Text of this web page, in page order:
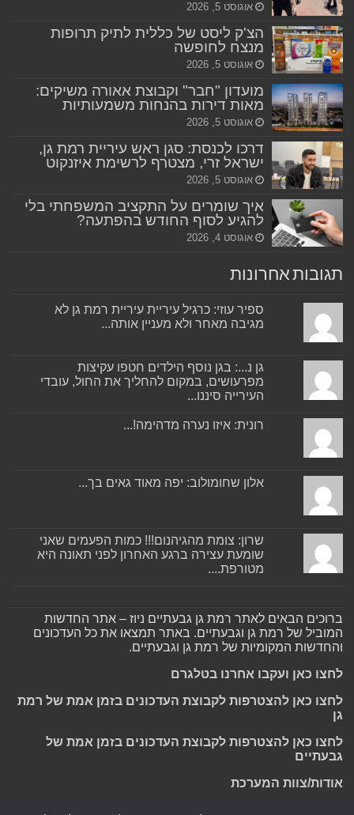
אוגוסט 5, 2026
הצ'ק ליסט של כללית לתיק תרופות
מנצח לחופשה
אוגוסט 5, 2026
מועדון "חבר" וקבוצת אאורה משיקים:
מאות דירות בהנחות משמעותיות
אוגוסט 5, 2026
דרכו לכנסת: סגן ראש עיריית רמת גן,
ישראל זרי, מצטרף לרשימת איזנקוט
אוגוסט 5, 2026
איך שומרים על התקציב המשפחתי בלי
להגיע לסוף החודש בהפתעה?
אוגוסט 4, 2026
תגובות אחרונות
ספיר עוזי: כרגיל עיריית עיריית רמת גן לא
מגיבה מאחר ולא מעניין אותה...
גן נ...: בגן נוסף הילדים חטפו עקיצות
מפרעושים, במקום להחליך את החול, עובדי
העירייה סיננו...
רונית: איזו נערה מדהימה!...
אלון שחומולוב: יפה מאוד גאים בך...
שרון: צומת מהגיהנום!!! כמות הפעמים שאני
שומעת עצירה ברגע האחרון לפני תאונה היא
מטורפת....
ברוכים הבאים לאתר רמת גן גבעתיים ניוז – אתר החדשות
המוביל של רמת גן וגבעתיים. באתר תמצאו את כל העדכונים
והחדשות המקומיות של רמת גן וגבעתיים.
לחצו כאן ועקבו אחרנו בטלגרם
לחצו כאן להצטרפות לקבוצת העדכונים בזמן אמת של רמת
גן
לחצו כאן להצטרפות לקבוצת העדכונים בזמן אמת של
גבעתיים
אודות/צוות המערכת